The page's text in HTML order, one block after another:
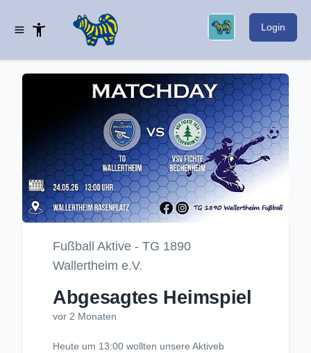
Login
Fußball Aktive - TG 1890
Wallertheim e.V.
Abgesagtes Heimspiel
vor 2 Monaten
Heute um 13:00 wollten unsere Aktiveb